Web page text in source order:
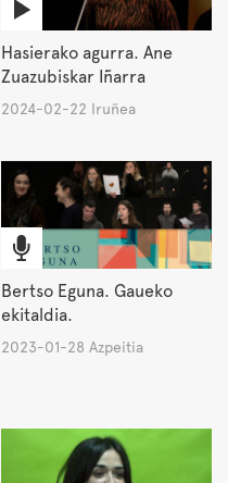
Hasierako agurra. Ane
Zuazubiskar Iñarra
2024-02-22 Iruñea
Bertso Eguna. Gaueko
ekitaldia.
2023-01-28 Azpeitia